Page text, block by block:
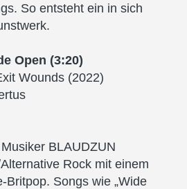
So entsteht ein in sich
Open (3:20)
Wounds (2022)
BLAUDZUN
Rock mit einem
Britpop. Songs wie „Wide